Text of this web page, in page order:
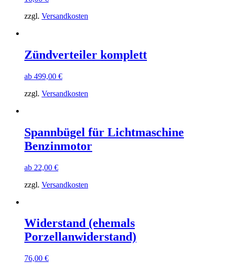
zzgl. Versandkosten
Zündverteiler komplett
ab 499,00 €
zzgl. Versandkosten
Spannbügel für Lichtmaschine
Benzinmotor
ab 22,00 €
zzgl. Versandkosten
Widerstand (ehemals
Porzellanwiderstand)
76,00 €